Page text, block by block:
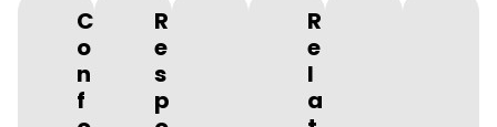
C
o
n
f
R
e
s
p
R
e
l
a